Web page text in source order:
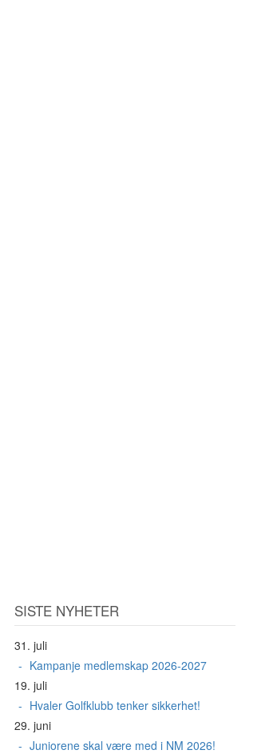
SISTE NYHETER
31. juli
Kampanje medlemskap 2026-2027
19. juli
Hvaler Golfklubb tenker sikkerhet!
29. juni
Juniorene skal være med i NM 2026!